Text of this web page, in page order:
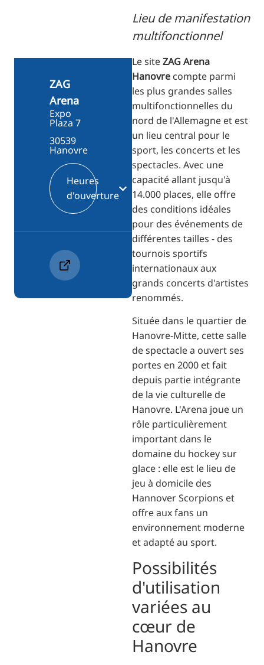
Lieu de manifestation
multifonctionnel
Le siteZAG Arena
Hanovre compte parmi
les plus grandes salles
multifonctionnelles du
nord de l'Allemagne et est
un lieu central pour le
sport, les concerts et les
spectacles. Avec une
capacité allant jusqu'à
14.000 places, elle offre
des conditions idéales
pour des événements de
différentes tailles - des
tournois sportifs
internationaux aux
grands concerts d'artistes
renommés.
Située dans le quartier de
Hanovre-Mitte, cette salle
de spectacle a ouvert ses
portes en 2000 et fait
depuis partie intégrante
de la vie culturelle de
Hanovre. L'Arena joue un
rôle particulièrement
important dans le
domaine du hockey sur
glace : elle est le lieu de
jeu à domicile des
Hannover Scorpions et
offre aux fans un
environnement moderne
et adapté au sport.
Possibilités
d'utilisation
variées au
cœur de
Hanovre
ZAG
Arena
Expo
Plaza 7
30539
Hanovre
Heures
d'ouverture